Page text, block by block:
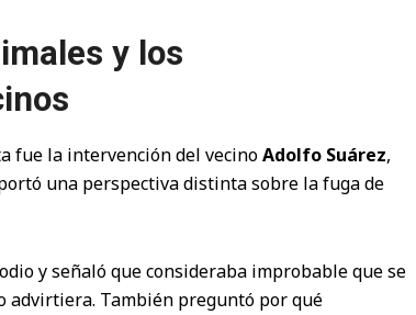
y los
fue la intervención del vecinoAdolfo Suárez,
una perspectiva distinta sobre la fuga de
y señaló que consideraba improbable que se
advirtiera. También preguntó por qué